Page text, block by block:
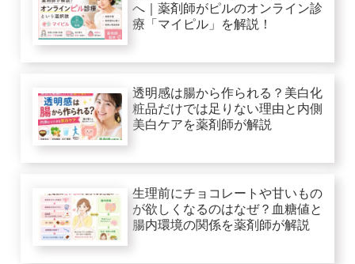
へ｜薬剤師がピルのオンライン診
療「マイピル」を解説！
透明感は腸から作られる？美白化
粧品だけでは足りない理由と内側
美白ケアを薬剤師が解説
生理前にチョコレートや甘いもの
が欲しくなるのはなぜ？血糖値と
腸内環境の関係を薬剤師が解説